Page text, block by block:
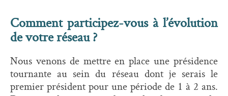
Comment participez-vous à l’évolution
de votre réseau ?
Nous venons de mettre en place une présidence
tournante au sein du réseau dont je serais le
premier président pour une période de 1 à 2 ans.